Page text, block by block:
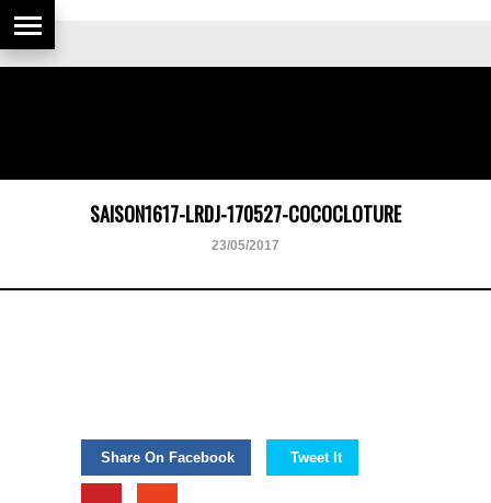
SAISON1617-LRDJ-170527-COCOCLOTURE
23/05/2017
Share On Facebook Tweet It